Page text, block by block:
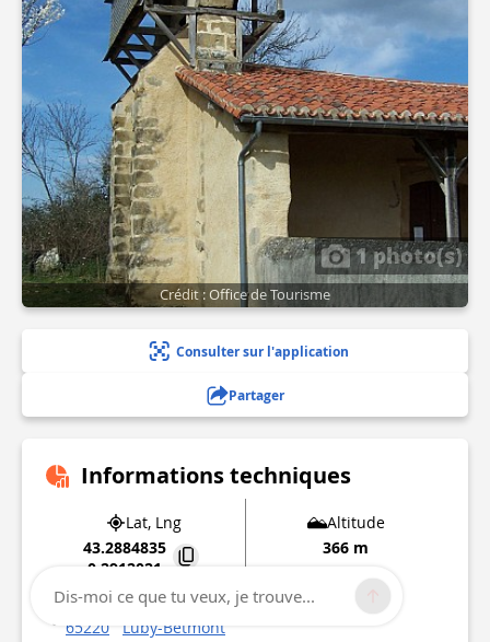
1 photo(s)
Crédit : Office de Tourisme
Consulter sur l'application
Partager
Informations techniques
Lat, Lng
43.2884835
0.2912021
Altitude
366 m
26 Chemin de la Chapelle
65220
Luby-Betmont
Dis-moi ce que tu veux, je trouve...